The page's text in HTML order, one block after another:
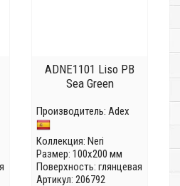
ADNE1101 Liso PB
Sea Green
Производитель: Adex
Коллекция: Neri
Размер: 100x200 мм
Поверхность: глянцевая
Артикул: 206792